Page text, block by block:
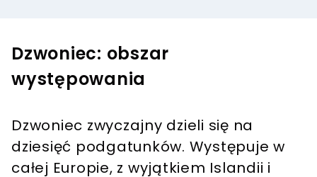
Dzwoniec: obszar
występowania
Dzwoniec zwyczajny dzieli się na
dziesięć podgatunków. Występuje w
całej Europie, z wyjątkiem Islandii i